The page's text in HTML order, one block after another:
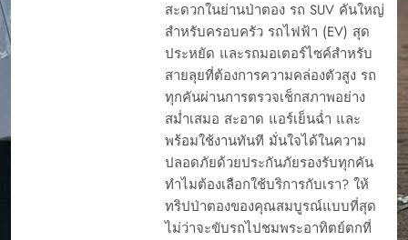
สะดวกในย่านป่าตอง รถ SUV คันใหญ่
สำหรับครอบครัว รถไฟฟ้า (EV) สุด
ประหยัด และรถมอเตอร์ไซค์สำหรับ
สายลุยที่ต้องการความคล่องตัวสูง รถ
ทุกคันผ่านการตรวจเช็กสภาพอย่าง
สม่ำเสมอ สะอาด แอร์เย็นฉ่ำ และ
พร้อมใช้งานทันที มั่นใจได้ในความ
ปลอดภัยด้วยประกันภัยรองรับทุกคัน
ทำไมต้องเลือกใช้บริการกับเรา? ให้
ทริปป่าตองของคุณสมบูรณ์แบบที่สุด
ไม่ว่าจะขับรถไปชมพระอาทิตย์ตกที่